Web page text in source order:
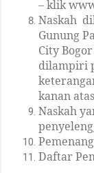
– klik
Naskah
Gunung
City
dilampiri
kanan
Naskah
Daftar